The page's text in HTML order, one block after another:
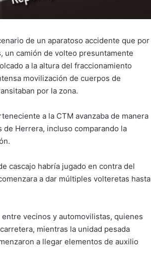
de un aparatoso accidente que por
un camión de volteo presuntamente
a la altura del fraccionamiento
movilización de cuerpos de
por la zona.
a la CTM avanzaba de manera
de Herrera, incluso comparando la
cascajo habría jugado en contra del
a dar múltiples volteretas hasta
vecinos y automovilistas, quienes
mientras la unidad pesada
a llegar elementos de auxilio